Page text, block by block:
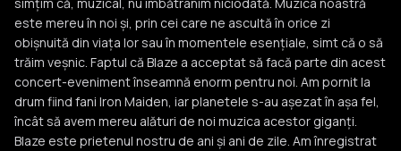
este mereu în noi și, prin cei care ne ascultă în orice zi
obișnuită din viața lor sau în momentele esențiale, simt că o să
trăim veșnic. Faptul că Blaze a acceptat să facă parte din acest
concert-eveniment înseamnă enorm pentru noi. Am pornit la
drum fiind fani Iron Maiden, iar planetele s-au așezat în așa fel,
încât să avem mereu alături de noi muzica acestor giganți.
Blaze este prietenul nostru de ani și ani de zile. Am înregistrat